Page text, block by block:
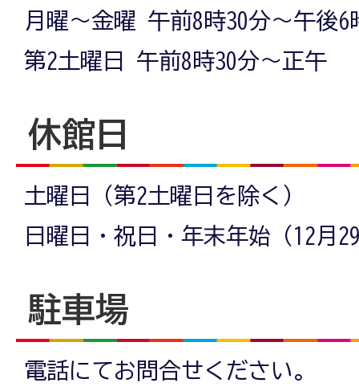
月曜～金曜 午前8時30分～午後6
第2土曜日 午前8時30分～正午
休館日
土曜日（第2土曜日を除く）
日曜日・祝日・年末年始（12月
駐車場
電話にてお問合せください。